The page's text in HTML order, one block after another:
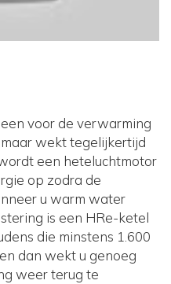
voor de verwarming
wekt tegelijkertijd
een heteluchtmotor
op zodra de
u warm water
is een HRe-ketel
die minstens 1.600
dan wekt u genoeg
weer terug te